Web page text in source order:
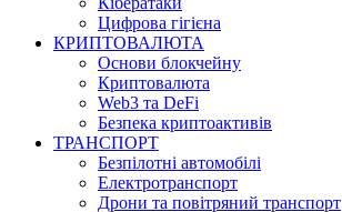
Цифрова гігієна
КРИПТОВАЛЮТА
Основи блокчейну
Криптовалюта
Web3 та DeFi
Безпека криптоактивів
ТРАНСПОРТ
Безпілотні автомобілі
Електротранспорт
Дрони та повітряний транспорт